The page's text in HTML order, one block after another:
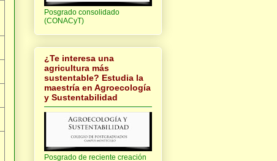
Posgrado consolidado
(CONACyT)
¿Te interesa una
agricultura más
sustentable? Estudia la
maestría en Agroecología
y Sustentabilidad
Posgrado de reciente creación